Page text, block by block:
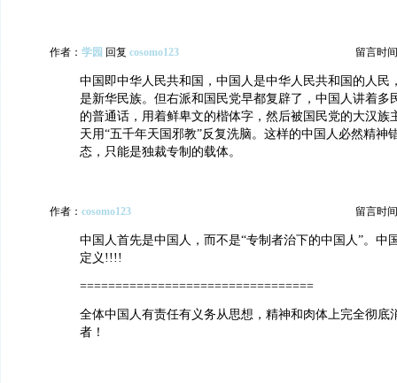
作者： 学园 回复 cosomo123 留言时
中国即中华人民共和国，中国人是中华人民共和国的人民
是新华民族。但右派和国民党早都复辟了，中国人讲着多
的普通话，用着鲜卑文的楷体字，然后被国民党的大汉族
天用“五千年天国邪教”反复洗脑。这样的中国人必然精神
态，只能是独裁专制的载体。
作者： cosomo123 留言时
中国人首先是中国人，而不是“专制者治下的中国人”。中
定义!!!!
=================================
全体中国人有责任有义务从思想，精神和肉体上完全彻底
者！